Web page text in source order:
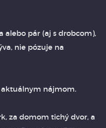
alebo pár (aj s drobcom),
nie pózuje na
aktuálnym nájmom.
za domom tichý dvor, a